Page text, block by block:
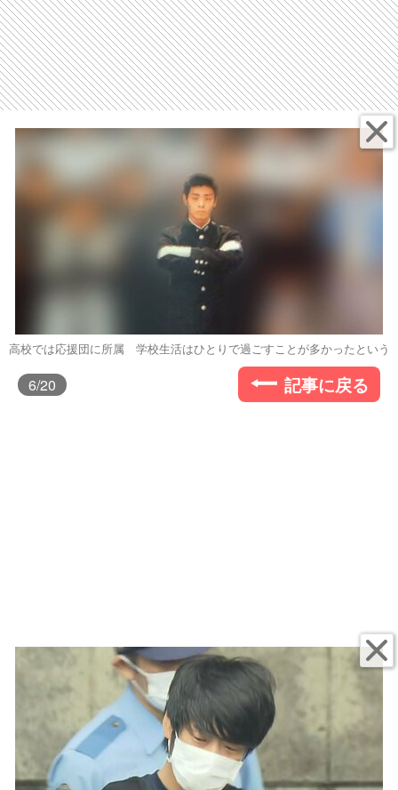
高校では応援団に所属 学校生活はひとりで過ごすことが多かったという
6/20 記事に戻る